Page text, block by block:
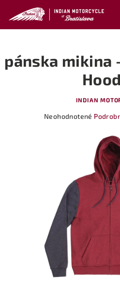
obsah
pánska mikina
INDIAN
Priemerné
hviezdičiek.
Neohodnotené